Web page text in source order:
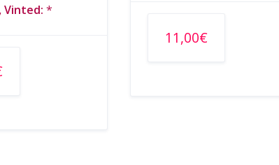
Vinted: *
11,00€